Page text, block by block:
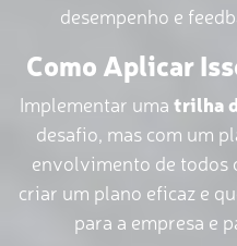
desempenho e
Como Aplicar
Implementar uma trilha
desafio, mas com um
envolvimento de todos
criar um plano eficaz e
para a empresa e